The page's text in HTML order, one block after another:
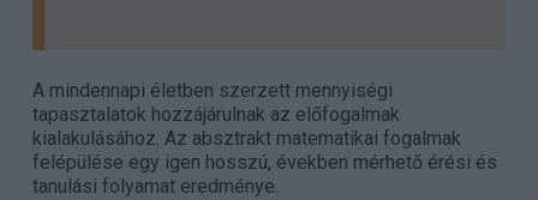
A mindennapi életben szerzett mennyiségi
tapasztalatok hozzájárulnak az előfogalmak
kialakulásához. Az absztrakt matematikai fogalmak
felépülése egy igen hosszú, években mérhető érési és
tanulási folyamat eredménye.